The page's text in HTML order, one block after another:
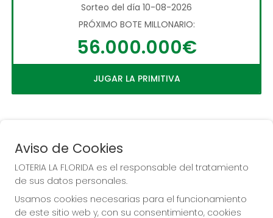
Sorteo del día 10-08-2026
PRÓXIMO BOTE MILLONARIO:
56.000.000€
JUGAR LA PRIMITIVA
COMPRA EN LOTERIA LA
Aviso de Cookies
LOTERIA LA FLORIDA es el responsable del tratamiento
de sus datos personales.
Usamos cookies necesarias para el funcionamiento
de este sitio web y, con su consentimiento, cookies